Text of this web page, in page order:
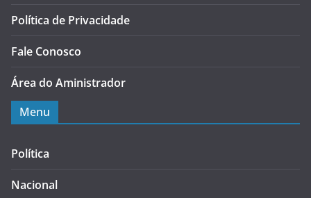
Política de Privacidade
Fale Conosco
Área do Aministrador
Menu
Política
Nacional